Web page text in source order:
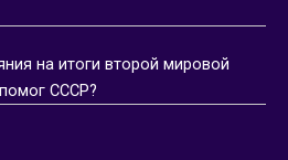
на итоги второй мировой
СССР?